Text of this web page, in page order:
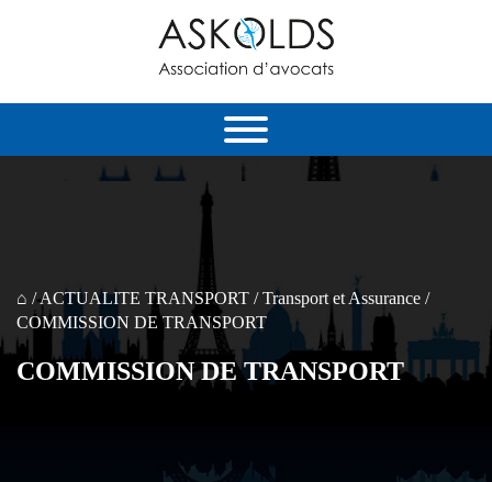
⌂ /ACTUALITE TRANSPORT /Transport еt Assurance /
COMMISSION DE TRANSPORT
COMMISSION DE TRANSPORT